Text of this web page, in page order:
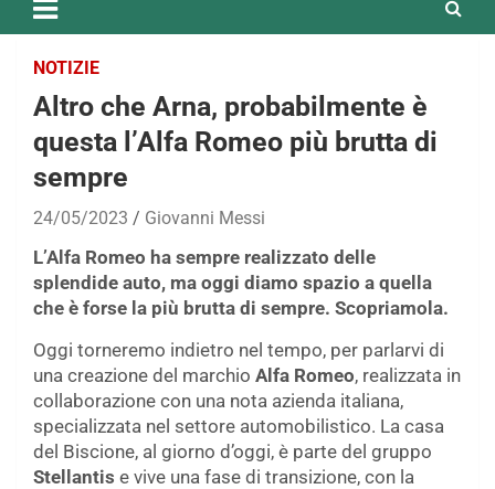
NOTIZIE
Altro che Arna, probabilmente è
questa l’Alfa Romeo più brutta di
sempre
24/05/2023 Giovanni Messi
L’Alfa Romeo ha sempre realizzato delle
splendide auto, ma oggi diamo spazio a quella
che è forse la più brutta di sempre. Scopriamola.
Oggi torneremo indietro nel tempo, per parlarvi di
una creazione del marchio Alfa Romeo, realizzata in
collaborazione con una nota azienda italiana,
specializzata nel settore automobilistico. La casa
del Biscione, al giorno d’oggi, è parte del gruppo
Stellantis e vive una fase di transizione, con la